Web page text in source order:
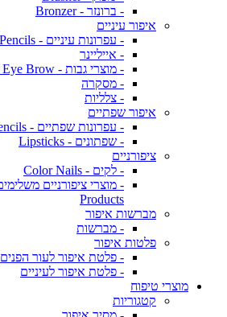
- ברונזר - Bronzer
איפור עיניים
- עפרונות עיניים - Eye Pencils
- אייליינר
- מוצרי גבות - For Eye Brow
- מסקרה
- צלליות
איפור שפתיים
- עפרונות שפתיים - Lip Pencils
- שפתונים - Lipsticks
ציפורניים
- לקים - Color Nails
Products
מברשות איפור
- מברשות
פלטות איפור
- פלטת איפור לעור הפנים
- פלטת איפור לעיניים
מוצרי טיפוח
קטגוריות